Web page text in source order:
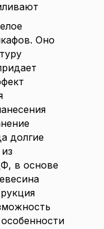
Оно
долгие
в основе